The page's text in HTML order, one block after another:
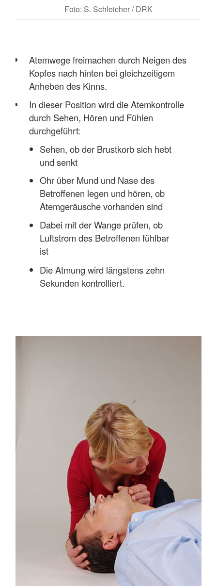
Foto: S. Schleicher / DRK
Atemwege freimachen durch Neigen des
Kopfes nach hinten bei gleichzeitigem
Anheben des Kinns.
In dieser Position wird die Atemkontrolle
durch Sehen, Hören und Fühlen
durchgeführt:
Sehen, ob der Brustkorb sich hebt
und senkt
Ohr über Mund und Nase des
Betroffenen legen und hören, ob
Atemgeräusche vorhanden sind
Dabei mit der Wange prüfen, ob
Luftstrom des Betroffenen fühlbar
ist
Die Atmung wird längstens zehn
Sekunden kontrolliert.